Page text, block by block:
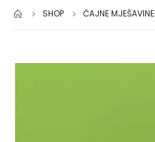
SHOP ČAJNE MJEŠAVINE